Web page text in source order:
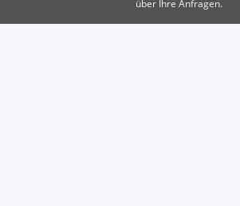
über Ihre Anfragen.